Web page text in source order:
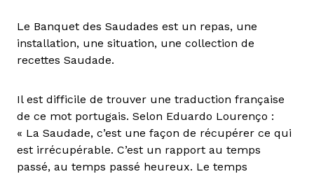
Le Banquet des Saudades est un repas, une
installation, une situation, une collection de
recettes Saudade.
Il est difficile de trouver une traduction française
de ce mot portugais. Selon Eduardo Lourenço :
« La Saudade, c’est une façon de récupérer ce qui
est irrécupérable. C’est un rapport au temps
passé, au temps passé heureux. Le temps